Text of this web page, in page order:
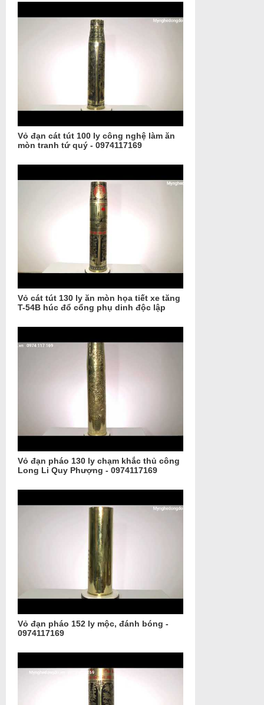
Vỏ đạn cát tút 100 ly công nghệ làm ăn
mòn tranh tứ quý - 0974117169
Vỏ cát tút 130 ly ăn mòn họa tiết xe tăng
T-54B húc đổ cổng phụ dinh độc lập
Vỏ đạn pháo 130 ly chạm khắc thủ công
Long Li Quy Phượng - 0974117169
Vỏ đạn pháo 152 ly mộc, đánh bóng -
0974117169